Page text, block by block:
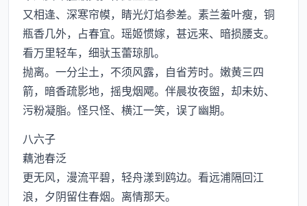
又相逢、深寒帘幙，睛光灯焰参差。素兰羞叶瘦，铜
瓶香几外，占春宜。瑶姬惯嫁，甚远来、暗损腰支。
看万里轻车，细驮玉蕾琼肌。
抛离。一分尘土，不须风露，自省芳时。嫩黄三四
箭，暗香疏影地，摇曳烟飔。伴晨妆夜盥，却未妨、
污粉凝脂。怪只怪、横江一笑，误了幽期。
八六子
藕池春泛
更无风，漫流平碧，轻舟漾到鸥边。看远浦隔回江
浪，夕阴留住春烟。离情那天。